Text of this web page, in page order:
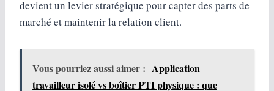
devient un levier stratégique pour capter des parts de
marché et maintenir la relation client.
Vous pourriez aussi aimer : Application
travailleur isolé vs boîtier PTI physique : que